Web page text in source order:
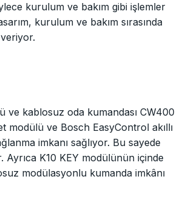
kurulum ve bakım gibi işlemler
kurulum ve bakım sırasında
kablosuz oda kumandası CW400
modülü ve Bosch EasyControl akıllı
imkanı sağlıyor. Bu sayede
Ayrıca K10 KEY modülünün içinde
modülasyonlu kumanda imkânı